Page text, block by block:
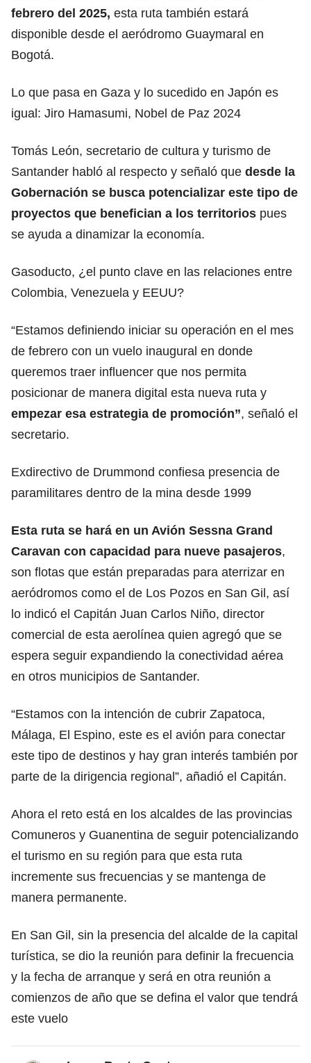
febrero del 2025, esta ruta también estará
disponible desde el aeródromo Guaymaral en
Bogotá.
Lo que pasa en Gaza y lo sucedido en Japón es
igual: Jiro Hamasumi, Nobel de Paz 2024
Tomás León, secretario de cultura y turismo de
Santander habló al respecto y señaló que desde la
Gobernación se busca potencializar este tipo de
proyectos que benefician a los territorios pues
se ayuda a dinamizar la economía.
Gasoducto, ¿el punto clave en las relaciones entre
Colombia, Venezuela y EEUU?
“Estamos definiendo iniciar su operación en el mes
de febrero con un vuelo inaugural en donde
queremos traer influencer que nos permita
posicionar de manera digital esta nueva ruta y
empezar esa estrategia de promoción”, señaló el
secretario.
Exdirectivo de Drummond confiesa presencia de
paramilitares dentro de la mina desde 1999
Esta ruta se hará en un Avión Sessna Grand
Caravan con capacidad para nueve pasajeros,
son flotas que están preparadas para aterrizar en
aeródromos como el de Los Pozos en San Gil, así
lo indicó el Capitán Juan Carlos Niño, director
comercial de esta aerolínea quien agregó que se
espera seguir expandiendo la conectividad aérea
en otros municipios de Santander.
“Estamos con la intención de cubrir Zapatoca,
Málaga, El Espino, este es el avión para conectar
este tipo de destinos y hay gran interés también por
parte de la dirigencia regional”, añadió el Capitán.
Ahora el reto está en los alcaldes de las provincias
Comuneros y Guanentina de seguir potencializando
el turismo en su región para que esta ruta
incremente sus frecuencias y se mantenga de
manera permanente.
En San Gil, sin la presencia del alcalde de la capital
turística, se dio la reunión para definir la frecuencia
y la fecha de arranque y será en otra reunión a
comienzos de año que se defina el valor que tendrá
este vuelo